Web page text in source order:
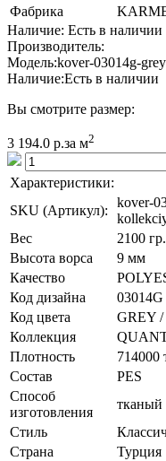
Фабрика
Наличие: Есть в наличии
Производитель:
Модель:kover-03014g-
Наличие:Есть в наличии
Вы смотрите размер:
3 194.0 р.за м2
Характеристики:
SKU (Артикул):
kover-
Вес
2100
Высота ворса
9 мм
Качество
Код дизайна
03014G
Код цвета
GREY
Коллекция
Плотность
714000
Состав
PES
Способ
изготовления
Стиль
Страна
Турция